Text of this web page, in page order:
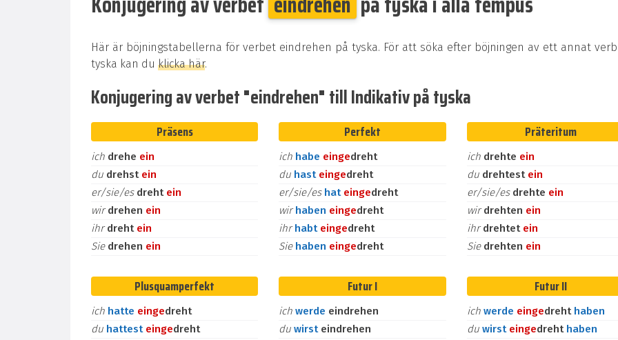
Här är böjningstabellerna för verbet eindrehen på tyska. För att söka efter böjningen av ett annat
tyska kan du klicka här.
Konjugering av verbet "eindrehen" till Indikativ på tyska
Präsens
ich drehe ein
du drehst ein
er/sie/es dreht ein
wirdrehen ein
ihrdreht ein
Sie drehen ein
Perfekt
ich habe eingedreht
du hast eingedreht
er/sie/es hat eingedreht
wirhaben eingedreht
ihrhabt eingedreht
Sie haben eingedreht
Präteritum
ich drehte ein
du drehtest ein
er/sie/es drehte ein
wirdrehten ein
ihrdrehtet ein
Sie drehten ein
Plusquamperfekt
ich hatte eingedreht
du hattest eingedreht
Futur I
ichwerde eindrehen
duwirst eindrehen
Futur II
ich werde eingedreht haben
du wirst eingedreht haben